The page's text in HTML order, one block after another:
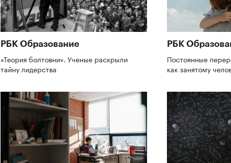
РБК Образование
«Теория болтовни». Ученые раскрыли
тайну лидерства
РБК
Постоянные
как занятому